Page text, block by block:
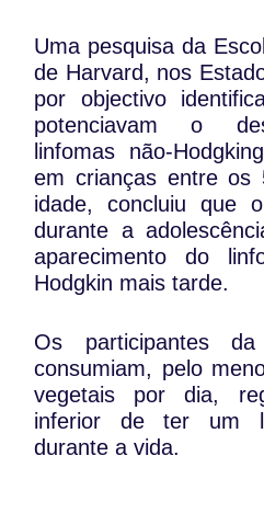
Uma pesquisa da
de Harvard, nos
por objectivo
potenciavam o
linfomas não-
em crianças entre
idade, concluiu que
durante a
aparecimento do
Hodgkin mais tarde.
Os participantes
consumiam, pelo
vegetais por dia,
inferior de ter um
durante a vida.